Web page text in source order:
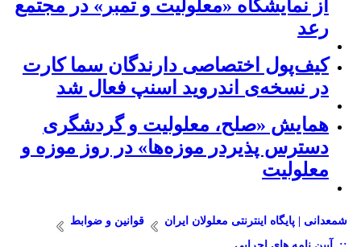
از نمایشگاه «معلولیت و تمبر» در مجتمع
رعد
کیف‌پول اختصاصی دارندگان سما کارت
در نسخه‌ی اندروید اسنپ فعال شد
همایش «صلح، معلولیت و گردشگری
دسترس پذیردر موزه‌ها» در روز موزه و
معلولیت
شمعدانی | پایگاه اینترنتی معلولان ایران
قوانین و ضوابط